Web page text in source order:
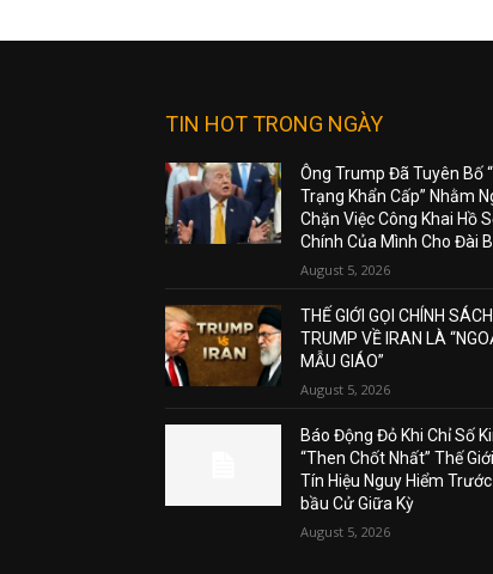
TIN HOT TRONG NGÀY
Ông Trump Đã Tuyên Bố
Trạng Khẩn Cấp” Nhằm
Chặn Việc Công Khai Hồ
Chính Của Mình Cho Đài
August 5, 2026
THẾ GIỚI GỌI CHÍNH
TRUMP VỀ IRAN LÀ
MẪU GIÁO”
August 5, 2026
Báo Động Đỏ Khi Chỉ Số
“Then Chốt Nhất” Thế
Tín Hiệu Nguy Hiểm
bầu Cử Giữa Kỳ
August 5, 2026